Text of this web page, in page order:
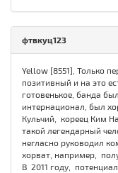
фтвкуц123
Yellow [8551], Только
позитивный и на это
готовенькое, банда
интернационал, был
Кульчий, кореец Ким
такой легендарный
негласно руководил
хорват, например,
В 2011 году,